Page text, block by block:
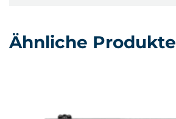
Ähnliche Produkte